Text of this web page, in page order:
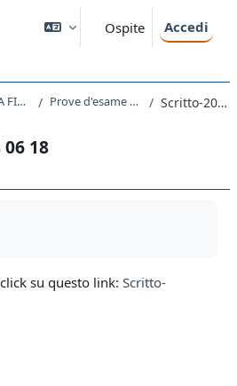
Ospite Accedi
051SM - INTRODUZIONE ALLA FISICA TEORICA 2023 Prove d'esame a.a. 2017/18 Scritto-2018 06 18
18
su questo link: Scritto-